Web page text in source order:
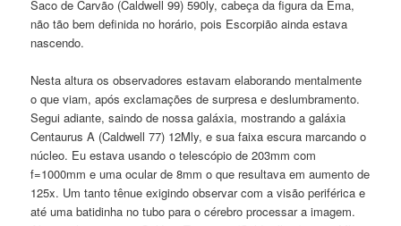
Saco de Carvão (Caldwell 99) 590ly, cabeça da figura da Ema,
não tão bem definida no horário, pois Escorpião ainda estava
nascendo.
Nesta altura os observadores estavam elaborando mentalmente
o que viam, após exclamações de surpresa e deslumbramento.
Segui adiante, saindo de nossa galáxia, mostrando a galáxia
Centaurus A (Caldwell 77) 12Mly, e sua faixa escura marcando o
núcleo. Eu estava usando o telescópio de 203mm com
f=1000mm e uma ocular de 8mm o que resultava em aumento de
125x. Um tanto tênue exigindo observar com a visão periférica e
até uma batidinha no tubo para o cérebro processar a imagem.